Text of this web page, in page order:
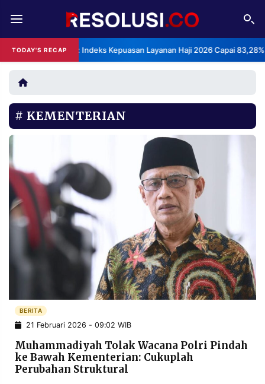
TODAY'S RECAPBPS: Indeks Kepuasan Layanan Haji 2026 Capai
REDAKSI TENTANG
RESOLUSI IKLAN
RUBRIKASI
PERSONA
DAERAH NASIONAL
MANCA SPORT
INFORMASI
PRIVACY
POLICY
BERITA
WARGA
INFORMASI
IKLAN
KIRIM
PENGADUAN TERM
OF
SERVICE
KEMENTERIAN
BERITA
21 Februari 2026 - 09:02 WIB
Muhammadiyah Tolak Wacana Polri Pindah
ke Bawah Kementerian: Cukuplah
Perubahan Struktural